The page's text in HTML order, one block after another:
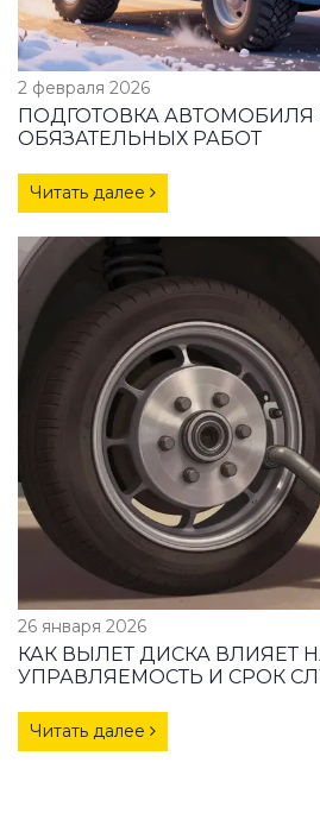
2 февраля 2026
ПОДГОТОВКА АВТОМОБИЛЯ
ОБЯЗАТЕЛЬНЫХ РАБОТ
Читать далее
26 января 2026
КАК ВЫЛЕТ ДИСКА ВЛИЯЕТ
УПРАВЛЯЕМОСТЬ И СРОК
Читать далее